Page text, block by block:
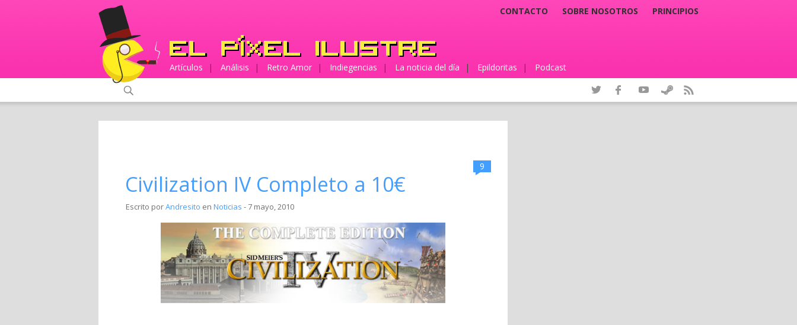
CONTACTO SOBRE NOSOTROS PRINCIPIOS
Artículos | Análisis | Retro Amor | Indiegencias | La noticia del día | Epildoritas | Podcast
9
Civilization IV Completo a 10€
Escrito porAndresito en Noticias - 7 mayo, 2010